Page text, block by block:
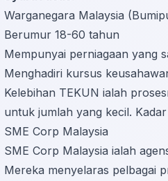
Warganegara Malaysia
Berumur 18-60 tahun
Mempunyai perniagaan yang
Menghadiri kursus
Kelebihan TEKUN ialah
untuk jumlah yang kecil.
SME Corp Malaysia
SME Corp Malaysia ialah
Mereka menyelaras pelbagai